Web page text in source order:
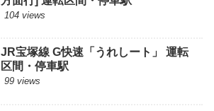
104 views
JR宝塚線 G快速「うれしート」 運転
区間・停車駅
99 views